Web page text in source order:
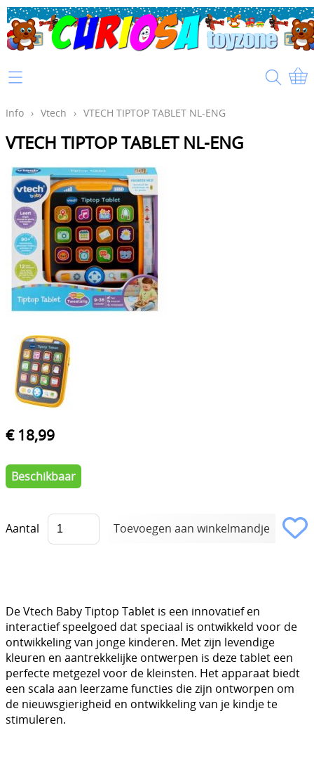
Home
Info
Mijn account
Info › Vtech › VTECH TIPTOP TABLET NL-ENG
VTECH TIPTOP TABLET NL-ENG
€ 18,99
Beschikbaar
Aantal
De Vtech Baby Tiptop Tablet is een innovatief en
interactief speelgoed dat speciaal is ontwikkeld voor de
ontwikkeling van jonge kinderen. Met zijn levendige
kleuren en aantrekkelijke ontwerpen is deze tablet een
perfecte metgezel voor de kleinsten. Het apparaat biedt
een scala aan leerzame functies die zijn ontworpen om
de nieuwsgierigheid en ontwikkeling van je kindje te
stimuleren.